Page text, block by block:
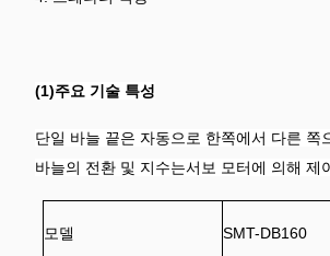
(1)주요 기술 특성
단일 바늘 끝은 자동으로 한쪽에서 다른 쪽
바늘의 전환 및 지수는서보 모터에 의해 제
모델 SMT-DB160